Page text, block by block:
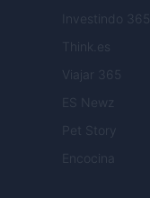
Investindo 365
Think.es
Viajar 365
ES Newz
Pet Story
Encocina